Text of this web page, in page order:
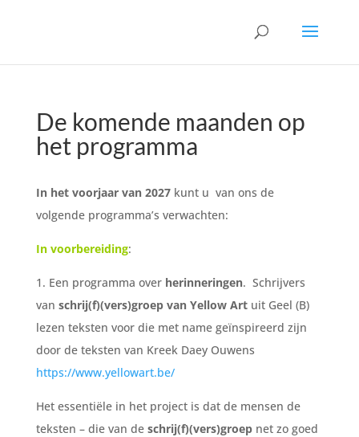
De komende maanden op
het programma
In het voorjaar van 2027kunt u van ons de
volgende programma’s verwachten:
In voorbereiding:
1. Een programma over herinneringen. Schrijvers
van schrij(f)(vers)groep van Yellow Artuit Geel (B)
lezen teksten voor die met name geïnspireerd zijn
door de teksten van Kreek Daey Ouwens
https://www.yellowart.be/
Het essentiële in het project is dat de mensen de
teksten – die van de schrij(f)(vers)groepnet zo goed